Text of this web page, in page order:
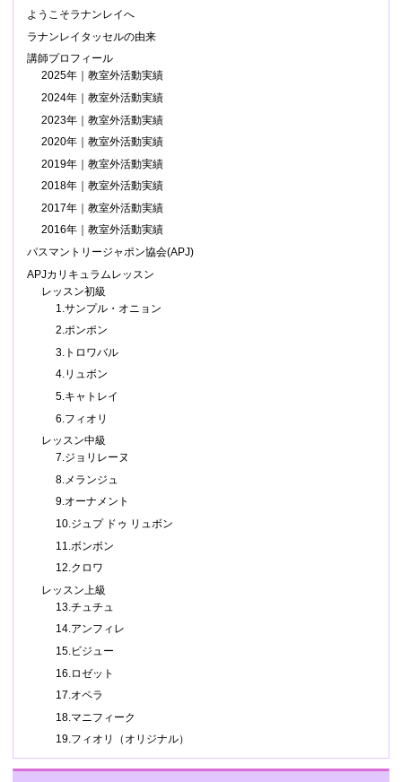
ようこそラナンレイへ
ラナンレイタッセルの由来
講師プロフィール
2025年｜教室外活動実績
2024年｜教室外活動実績
2023年｜教室外活動実績
2020年｜教室外活動実績
2019年｜教室外活動実績
2018年｜教室外活動実績
2017年｜教室外活動実績
2016年｜教室外活動実績
パスマントリージャポン協会(APJ)
APJカリキュラムレッスン
レッスン初級
1.サンプル・オニョン
2.ポンポン
3.トロワバル
4.リュボン
5.キャトレイ
6.フィオリ
レッスン中級
7.ジョリレーヌ
8.メランジュ
9.オーナメント
10.ジュプ ドゥ リュボン
11.ボンボン
12.クロワ
レッスン上級
13.チュチュ
14.アンフィレ
15.ビジュー
16.ロゼット
17.オペラ
18.マニフィーク
19.フィオリ（オリジナル）